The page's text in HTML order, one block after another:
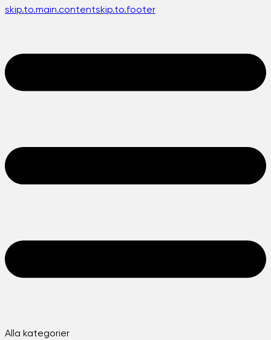
skip.to.main.contentskip.to.footer
Alla kategorier